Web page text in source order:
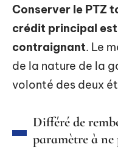
Conserver le PTZ
crédit principal
contraignant. Le
de la nature de la
volonté des deux
Différé de
paramètre à ne